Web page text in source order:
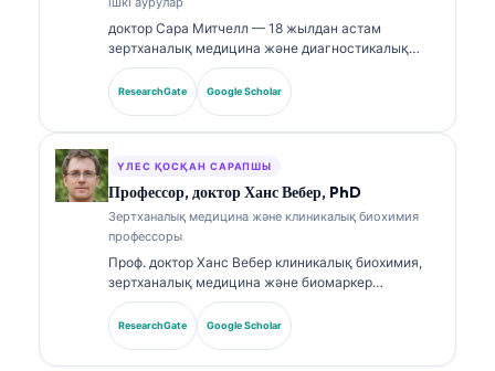
доктор Сара Митчелл — 18 жылдан астам
зертханалық медицина және диагностикалық
талдау саласында тәжірибесі бар, біліктілігі
расталған клиникалық патологоанатом. Ол
клиникалық химия бойынша мамандандырылған
қатысты кеңінен жариялады.
ResearchGate Google Scholar
ҮЛЕС ҚОСҚАН САРАПШЫ
Профессор, доктор Ханс Вебер, PhD
Зертханалық медицина және клиникалық биохимия
профессоры
Проф. доктор Ханс Вебер клиникалық биохимия,
зертханалық медицина және биомаркер
зерттеулері саласында 30+ жылдық тәжірибесін
ұсынады. Германияның клиникалық химия
қоғамының бұрынғы президенті бола отырып, ол
ResearchGate Google Scholar